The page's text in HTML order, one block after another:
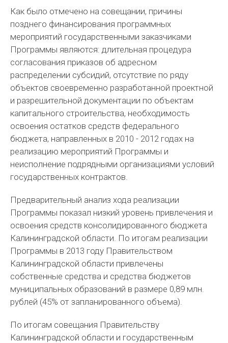
Как было отмечено на совещании, причины
позднего финансирования программных
мероприятий государственными заказчиками
Программы являются: длительная процедура
согласования приказов об адресном
распределении субсидий, отсутствие по ряду
объектов своевременно разработанной проектной
и разрешительной документации по объектам
капитального строительства, необходимость
освоения остатков средств федерального
бюджета, направленных в 2010 - 2012 годах на
реализацию мероприятий Программы и
неисполнение подрядными организациями условий
государственных контрактов.
Предварительный анализ хода реализации
Программы показал низкий уровень привлечения и
освоения средств консолидированного бюджета
Калининградской области. По итогам реализации
Программы в 2013 году Правительством
Калининградской области привлечены
собственные средства и средства бюджетов
муниципальных образований в размере 0,89 млн.
рублей (45% от запланированного объема).
По итогам совещания Правительству
Калининградской области и государственным